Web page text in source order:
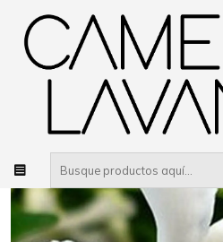
Inicio Planta Plantas Decorativas